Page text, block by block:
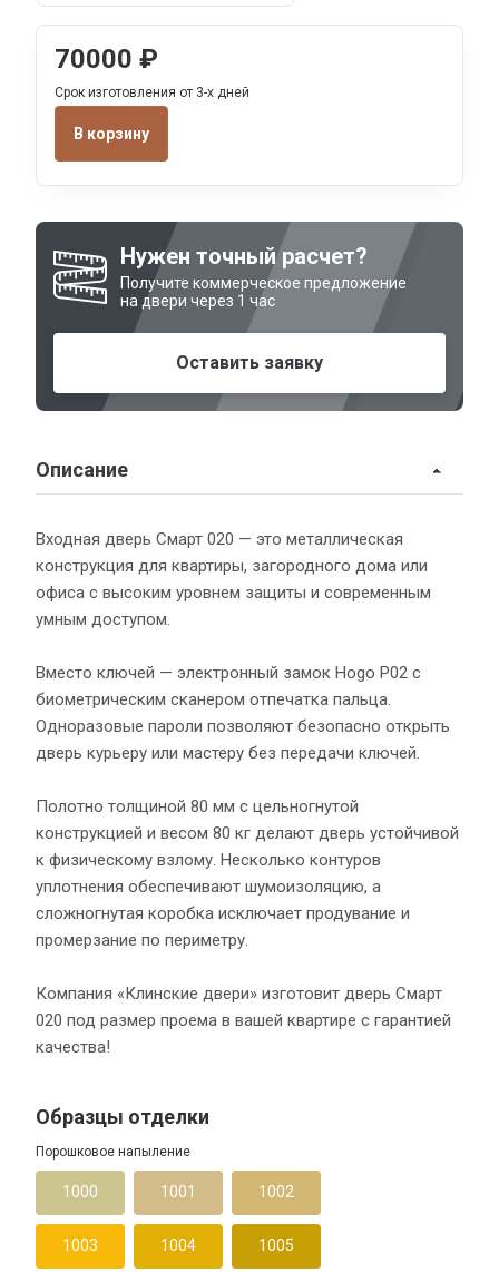
70000 ₽
Срок изготовления от 3-х дней
В корзину
Нужен точный расчет?
Получите коммерческое предложение
на двери через 1 час
Оставить заявку
Описание
Входная дверь Смарт 020 — это металлическая
конструкция для квартиры, загородного дома или
офиса с высоким уровнем защиты и современным
умным доступом.
Вместо ключей — электронный замок Hogo P02 с
биометрическим сканером отпечатка пальца.
Одноразовые пароли позволяют безопасно открыть
дверь курьеру или мастеру без передачи ключей.
Полотно толщиной 80 мм с цельногнутой
конструкцией и весом 80 кг делают дверь устойчивой
к физическому взлому. Несколько контуров
уплотнения обеспечивают шумоизоляцию, а
сложногнутая коробка исключает продувание и
промерзание по периметру.
Компания «Клинские двери» изготовит дверь Смарт
020 под размер проема в вашей квартире с гарантией
качества!
Образцы отделки
Порошковое напыление
1000 1001 1002
1003 1004 1005